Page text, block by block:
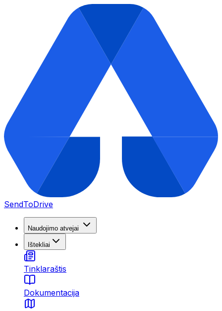
SendToDrive
Naudojimo atvejai
Ištekliai
Tinklaraštis
Dokumentacija